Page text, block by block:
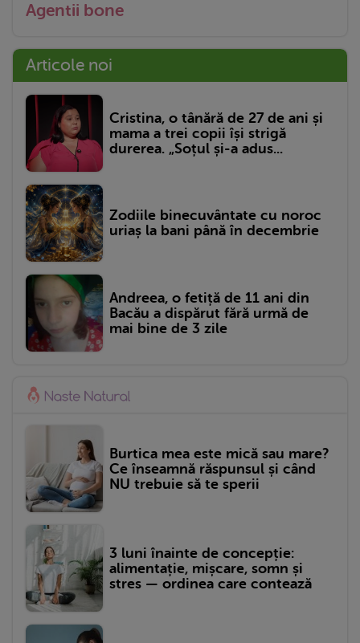
Agentii bone
Articole noi
Cristina, o tânără de 27 de ani și
mama a trei copii își strigă
durerea. „Soțul și-a adus...
Zodiile binecuvântate cu noroc
uriaș la bani până în decembrie
Andreea, o fetiță de 11 ani din
Bacău a dispărut fără urmă de
mai bine de 3 zile
Burtica mea este mică sau mare?
Ce înseamnă răspunsul și când
NU trebuie să te sperii
3 luni înainte de concepție:
alimentație, mișcare, somn și
stres — ordinea care contează